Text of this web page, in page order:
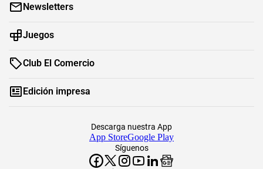
Newsletters
Juegos
Club El Comercio
Edición impresa
Síguenos
Descarga nuestra App
App StoreGoogle Play